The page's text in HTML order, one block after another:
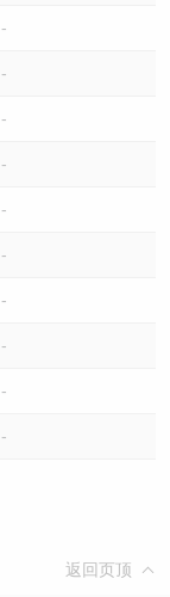
-
-
-
-
-
-
-
-
-
-
返回页顶